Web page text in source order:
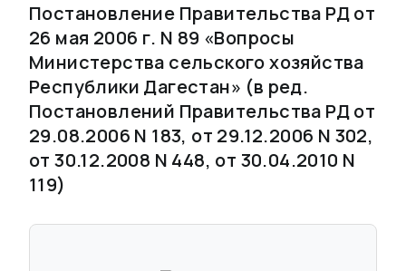
Постановление Правительства РД от
26 мая 2006 г. N 89 «Вопросы
Министерства сельского хозяйства
Республики Дагестан» (в ред.
Постановлений Правительства РД от
29.08.2006 N 183, от 29.12.2006 N 302,
от 30.12.2008 N 448, от 30.04.2010 N
119)